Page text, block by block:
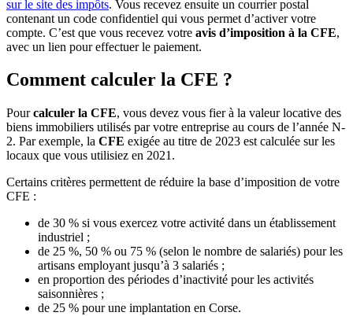
sur le site des impôts. Vous recevez ensuite un courrier postal
contenant un code confidentiel qui vous permet d’activer votre
compte. C’est que vous recevez votre avis d’imposition à la CFE,
avec un lien pour effectuer le paiement.
Comment calculer la CFE ?
Pourcalculer la CFE, vous devez vous fier à la valeur locative des
biens immobiliers utilisés par votre entreprise au cours de l’année N-
2. Par exemple, la CFE exigée au titre de 2023 est calculée sur les
locaux que vous utilisiez en 2021.
Certains critères permettent de réduire la base d’imposition de votre
CFE :
de 30 % si vous exercez votre activité dans un établissement
industriel ;
de 25 %, 50 % ou 75 % (selon le nombre de salariés) pour les
artisans employant jusqu’à 3 salariés ;
en proportion des périodes d’inactivité pour les activités
saisonnières ;
de 25 % pour une implantation en Corse.